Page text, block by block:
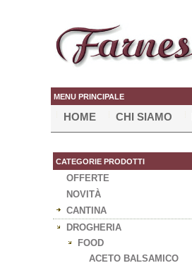
MENU PRINCIPALE
HOME CHI SIAMO
CATEGORIE PRODOTTI
OFFERTE
NOVITÀ
CANTINA
DROGHERIA
FOOD
ACETO BALSAMICO